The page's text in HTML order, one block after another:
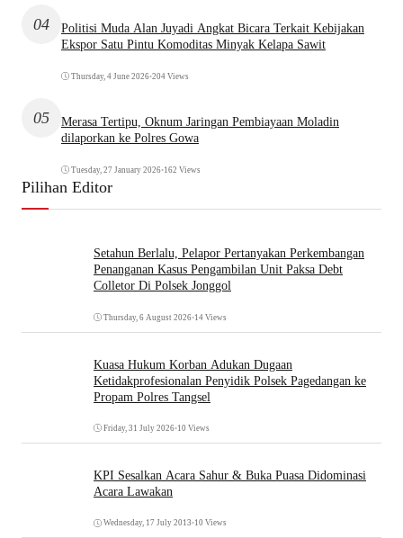
04
Politisi Muda Alan Juyadi Angkat Bicara Terkait Kebijakan
Ekspor Satu Pintu Komoditas Minyak Kelapa Sawit
Thursday, 4 June 2026•204 Views
05
Merasa Tertipu, Oknum Jaringan Pembiayaan Moladin
dilaporkan ke Polres Gowa
Tuesday, 27 January 2026•162 Views
Pilihan Editor
Setahun Berlalu, Pelapor Pertanyakan Perkembangan
Penanganan Kasus Pengambilan Unit Paksa Debt
Colletor Di Polsek Jonggol
Thursday, 6 August 2026•14 Views
Kuasa Hukum Korban Adukan Dugaan
Ketidakprofesionalan Penyidik Polsek Pagedangan ke
Propam Polres Tangsel
Friday, 31 July 2026•10 Views
KPI Sesalkan Acara Sahur & Buka Puasa Didominasi
Acara Lawakan
Wednesday, 17 July 2013 •10 Views